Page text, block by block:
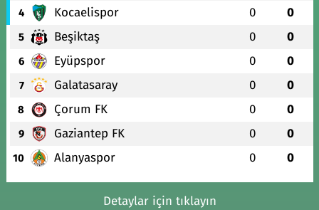
4 Kocaelispor 0 0
5 Beşiktaş 0 0
6 Eyüpspor 0 0
7 Galatasaray 0 0
8 Çorum FK 0 0
9 Gaziantep FK 0 0
10 Alanyaspor 0 0
Detaylar için tıklayın